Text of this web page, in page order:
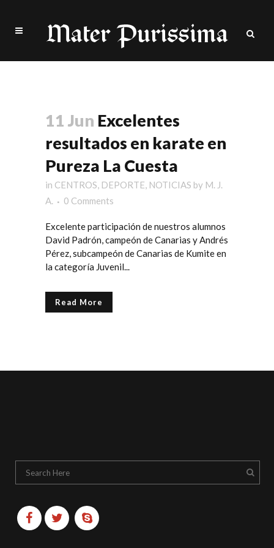
11 Jun Excelentes
resultados en karate en
Pureza La Cuesta
in CENTROS, DEPORTE, NOTICIAS by M. J.
A.
0 Comments
Excelente participación de nuestros alumnos
David Padrón, campeón de Canarias y Andrés
Pérez, subcampeón de Canarias de Kumite en
la categoría Juvenil...
Read More